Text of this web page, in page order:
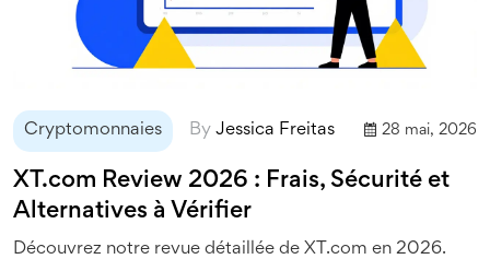
Cryptomonnaies By Jessica Freitas 28 mai, 2026
XT.com Review 2026 : Frais, Sécurité et
Alternatives à Vérifier
Découvrez notre revue détaillée de XT.com en 2026.